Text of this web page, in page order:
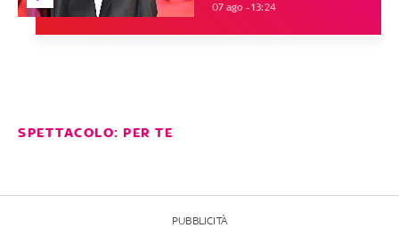
07 ago - 13:24
SPETTACOLO: PER TE
PUBBLICITÀ